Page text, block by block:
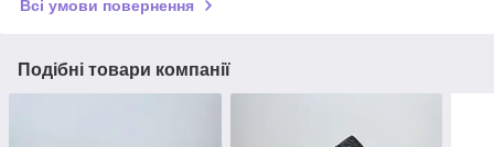
Всі умови повернення
Подібні товари компанії